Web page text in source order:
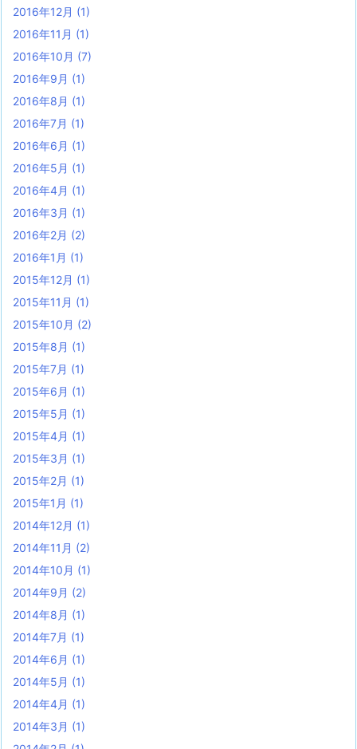
2016年12月 (1)
2016年11月 (1)
2016年10月 (7)
2016年9月 (1)
2016年8月 (1)
2016年7月 (1)
2016年6月 (1)
2016年5月 (1)
2016年4月 (1)
2016年3月 (1)
2016年2月 (2)
2016年1月 (1)
2015年12月 (1)
2015年11月 (1)
2015年10月 (2)
2015年8月 (1)
2015年7月 (1)
2015年6月 (1)
2015年5月 (1)
2015年4月 (1)
2015年3月 (1)
2015年2月 (1)
2015年1月 (1)
2014年12月 (1)
2014年11月 (2)
2014年10月 (1)
2014年9月 (2)
2014年8月 (1)
2014年7月 (1)
2014年6月 (1)
2014年5月 (1)
2014年4月 (1)
2014年3月 (1)